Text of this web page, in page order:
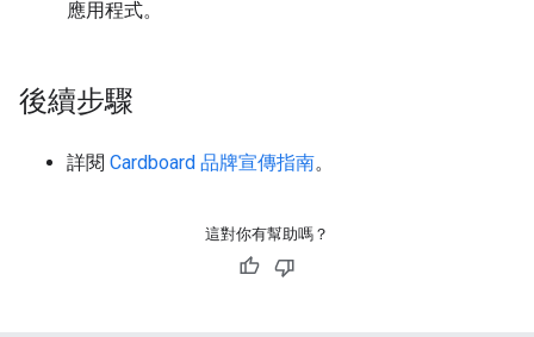
應用程式。
後續步驟
詳閱 Cardboard 品牌宣傳指南。
這對你有幫助嗎？